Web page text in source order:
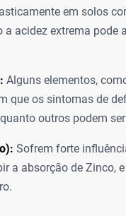
em solos
a acidez extrema
Alguns elementos,
que os sintomas de
outros podem
Sofrem forte
a absorção de Zinco,